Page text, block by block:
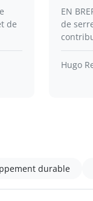
de
EN
de
Hugo
durable